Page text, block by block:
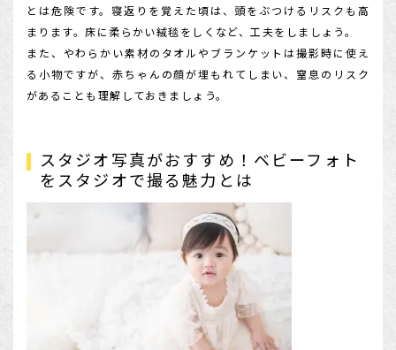
とは危険です。寝返りを覚えた頃は、頭をぶつけるリスクも高
まります。床に柔らかい絨毯をしくなど、工夫をしましょう。
また、やわらかい素材のタオルやブランケットは撮影時に使え
る小物ですが、赤ちゃんの顔が埋もれてしまい、窒息のリスク
があることも理解しておきましょう。
スタジオ写真がおすすめ！ベビーフォト
をスタジオで撮る魅力とは